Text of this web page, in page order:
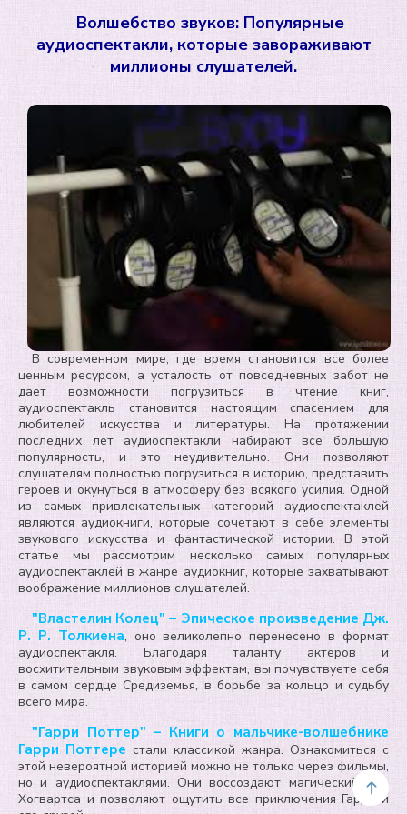
Волшебство звуков: Популярные
аудиоспектакли, которые завораживают
миллионы слушателей.
В современном мире, где время становится все более
ценным ресурсом, а усталость от повседневных забот не
дает возможности погрузиться в чтение книг,
аудиоспектакль становится настоящим спасением для
любителей искусства и литературы. На протяжении
последних лет аудиоспектакли набирают все большую
популярность, и это неудивительно. Они позволяют
слушателям полностью погрузиться в историю, представить
героев и окунуться в атмосферу без всякого усилия. Одной
из самых привлекательных категорий аудиоспектаклей
являются аудиокниги, которые сочетают в себе элементы
звукового искусства и фантастической истории. В этой
статье мы рассмотрим несколько самых популярных
аудиоспектаклей в жанре аудиокниг, которые захватывают
воображение миллионов слушателей.
"Властелин Колец" – Эпическое произведение Дж.
Р. Р. Толкиена, оно великолепно перенесено в формат
аудиоспектакля. Благодаря таланту актеров и
восхитительным звуковым эффектам, вы почувствуете себя
в самом сердце Средиземья, в борьбе за кольцо и судьбу
всего мира.
"Гарри Поттер" – Книги о мальчике-волшебнике
Гарри Поттере стали классикой жанра. Ознакомиться с
этой невероятной историей можно не только через фильмы,
но и аудиоспектаклями. Они воссоздают магический мир
Хогвартса и позволяют ощутить все приключения Гарри и